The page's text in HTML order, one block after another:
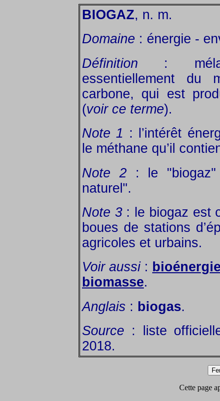
BIOGAZ, n. m.
Domaine : énergie -
Définition :
essentiellement du
carbone, qui est
(voir ce terme).
Note 1 : l’intérêt
le méthane qu’il
Note 2: le "biogaz"
naturel".
Note 3: le biogaz est
boues de stations
agricoles et urbains.
Voir aussi:
biomasse.
Anglais : biogas.
Source : liste
2018.
Cette page